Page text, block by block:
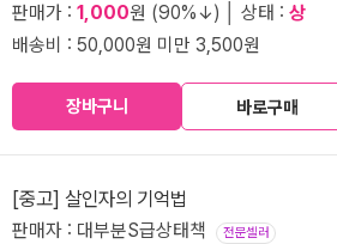
판매가 : 1,000원 (90%↓) │ 상태 : 상
배송비 : 50,000원 미만 3,500원
장바구니 바로구매
[중고] 살인자의 기억법
판매자 : 대부분S급상태책 전문셀러